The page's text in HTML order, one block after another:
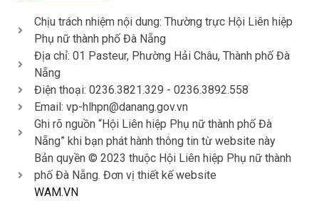
Chịu trách nhiệm nội dung: Thường trực Hội Liên hiệp
Phụ nữ thành phố Đà Nẵng
Địa chỉ: 01 Pasteur, Phường Hải Châu, Thành phố Đà
Nẵng
Điện thoại: 0236.3821.329 - 0236.3892.558
Email: vp-hlhpn@danang.gov.vn
Ghi rõ nguồn “Hội Liên hiệp Phụ nữ thành phố Đà
Nẵng” khi bạn phát hành thông tin từ website này
Bản quyền © 2023 thuộc Hội Liên hiệp Phụ nữ thành
phố Đà Nẵng. Đơn vị thiết kế website
WAM.VN